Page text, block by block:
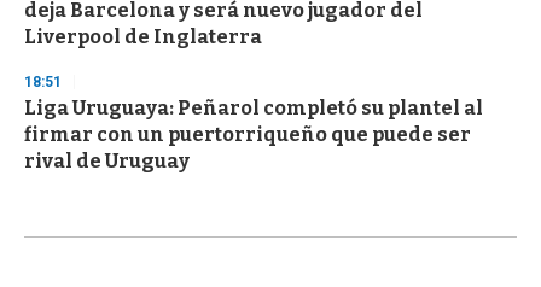
deja Barcelona y será nuevo jugador del
Liverpool de Inglaterra
18:51
Liga Uruguaya: Peñarol completó su plantel al
firmar con un puertorriqueño que puede ser
rival de Uruguay